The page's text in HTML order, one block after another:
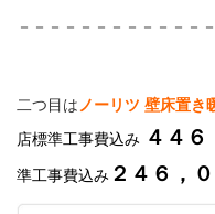
－－－－－－－－－－－－
二つ目は ノーリツ 壁床置き
店標準工事費込み ４４６
準工事費込み ２４６，